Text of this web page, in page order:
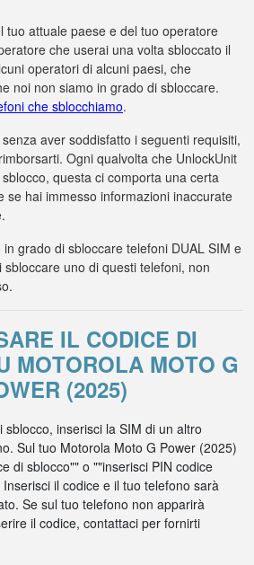
tuo attuale paese e del tuo operatore
che userai una volta sbloccato il
operatori di alcuni paesi, che
noi non siamo in grado di sbloccare.
che sblocchiamo.
aver soddisfatto i seguenti requisiti,
Ogni qualvolta che UnlockUnit
questa ci comporta una certa
se hai immesso informazioni inaccurate
in grado di sbloccare telefoni DUAL SIM e
uno di questi telefoni, non
IL CODICE DI
MOTOROLA MOTO G
(2025)
inserisci la SIM di un altro
Sul tuo Motorola Moto G Power (2025)
di sblocco"" o ""inserisci PIN codice
il codice e il tuo telefono sarà
Se sul tuo telefono non apparirà
il codice, contattaci per fornirti